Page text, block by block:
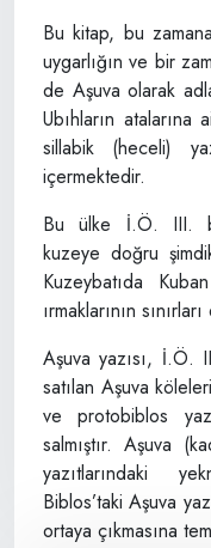
Bu kitap, bu
uygarlığın ve bir
de Aşuva olarak
Ubıhların atalarına
sillabik (heceli)
içermektedir.
Bu ülke İ.Ö. III.
kuzeye doğru
Kuzeybatıda
ırmaklarının
Aşuva yazısı, İ.Ö.
satılan Aşuva
ve protobiblos
salmıştır. Aşuva
yazıtlarındaki
Biblos’taki Aşuva
ortaya çıkmasına